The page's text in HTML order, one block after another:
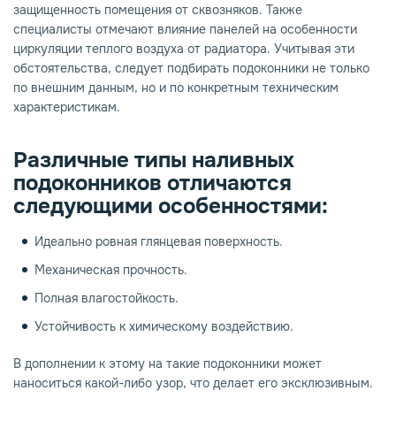
защищенность помещения от сквозняков. Также
специалисты отмечают влияние панелей на особенности
циркуляции теплого воздуха от радиатора. Учитывая эти
обстоятельства, следует подбирать подоконники не только
по внешним данным, но и по конкретным техническим
характеристикам.
Различные типы наливных
подоконников отличаются
следующими особенностями:
Идеально ровная глянцевая поверхность.
Механическая прочность.
Полная влагостойкость.
Устойчивость к химическому воздействию.
В дополнении к этому на такие подоконники может
наноситься какой-либо узор, что делает его эксклюзивным.